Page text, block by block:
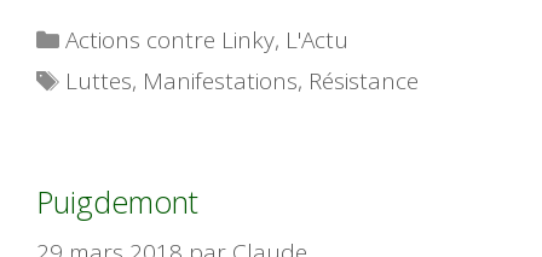
Catégories
Actions contre Linky, L'Actu
Étiquettes
Luttes, Manifestations, Résistance
Puigdemont